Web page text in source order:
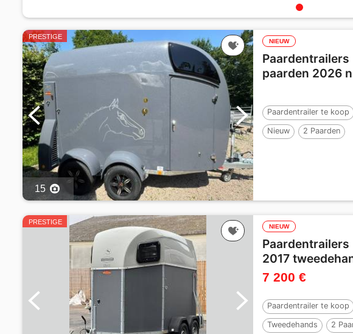
PRESTIGE
15
NIEUW
paarden 2026
Paardentrailer te koop
Nieuw 2 Paarden
PRESTIGE
NIEUW
2017
7 200 €
Paardentrailer te koop
Tweedehands 2